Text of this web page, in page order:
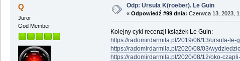
Q
Juror
God Member
Odp: Ursula K(roeber). Le Guin
« Odpowiedź #99 dnia: Czerwca 13, 2023,
Kolejny cykl recenzji książek Le Guin:
https://radomirdarmila.pl/2019/06/13/ursula-le-
https://radomirdarmila.pl/2020/08/03/
https://radomirdarmila.pl/2020/08/12/oko-